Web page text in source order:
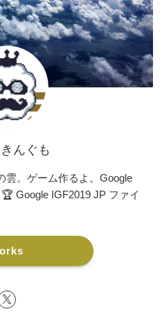
んぐも
雲。ゲーム作るよ。Google
Google IGF2019 JP ファイ